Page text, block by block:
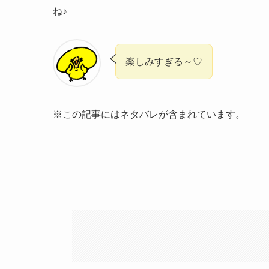
ね♪
楽しみすぎる～♡
※この記事にはネタバレが含まれています。